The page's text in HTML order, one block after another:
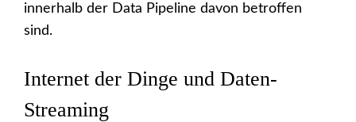
innerhalb der Data Pipeline davon betroffen
sind.
Internet der Dinge und Daten-
Streaming